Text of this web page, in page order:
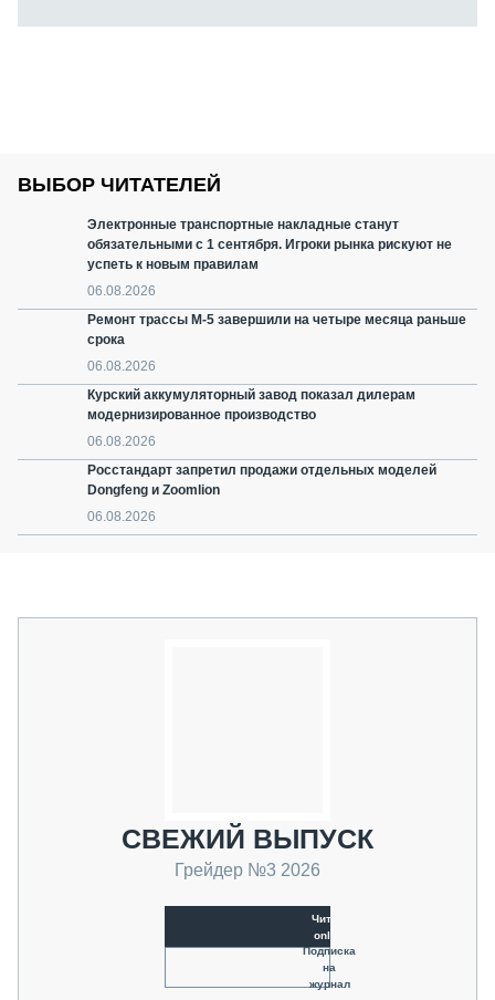
ВЫБОР ЧИТАТЕЛЕЙ
Электронные транспортные накладные станут
обязательными с 1 сентября. Игроки рынка рискуют не
успеть к новым правилам
06.08.2026
Ремонт трассы М-5 завершили на четыре месяца раньше
срока
06.08.2026
Курский аккумуляторный завод показал дилерам
модернизированное производство
06.08.2026
Росстандарт запретил продажи отдельных моделей
Dongfeng и Zoomlion
06.08.2026
СВЕЖИЙ ВЫПУСК
Грейдер №3 2026
Читать
online
Подписка
на
журнал